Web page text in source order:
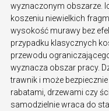
wyznaczonym obszarze.
koszeniu niewielkich
wysokość murawy bez
przypadku klasycznych
przewodu
wyznacza obszar pracy.
trawnik i może
rabatami, drzewami czy
samodzielnie wraca do